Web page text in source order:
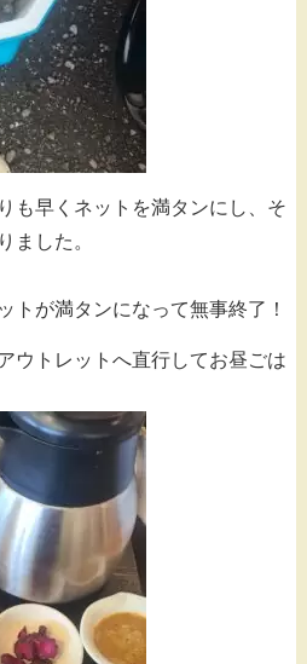
も早くネットを満タンにし、そ
ました。
トが満タンになって無事終了！
ウトレットへ直行してお昼ごは